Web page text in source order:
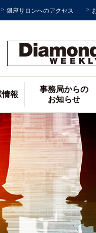
銀座サロンへのアクセス
情報
事務局からの
お知らせ